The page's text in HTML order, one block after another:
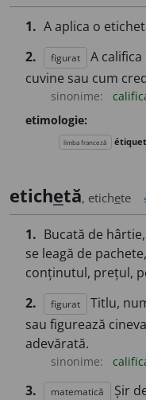
1. A aplica o
2.
figurat
A califica
cuvine sau cum
sinonime:
etimologie:
limba franceză
etichetă, etichete
1. Bucată de
se leagă de
conținutul, prețul,
2.
figurat
Titlu,
sau figurează
adevărată.
sinonime:
3. matematică
Șir